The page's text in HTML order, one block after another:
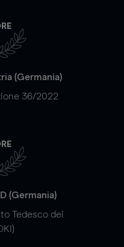
(Germania)
36/2022
(Germania)
Tedesco dei